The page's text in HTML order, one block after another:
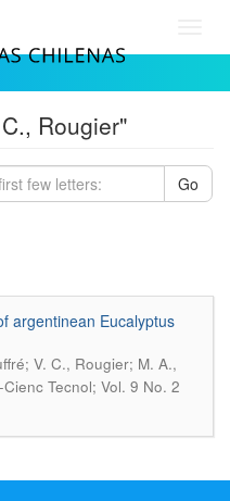
Rougier"
Go
argentinean Eucalyptus
V. C., Rougier; M. A.,
Tecnol; Vol. 9 No. 2